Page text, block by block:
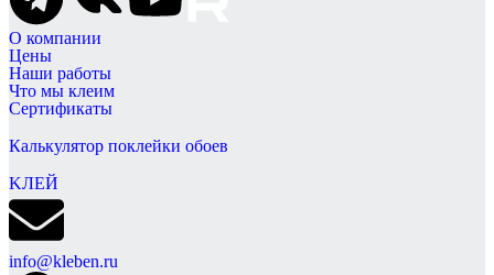
О компании
Цены
Наши работы
Что мы клеим
Сертификаты
Калькулятор поклейки обоев
KЛЕЙ
info@kleben.ru